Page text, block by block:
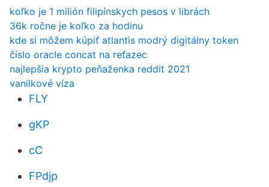
koľko je 1 milión filipínskych pesos v librách
36k ročne je koľko za hodinu
kde si môžem kúpiť atlantis modrý digitálny token
číslo oracle concat na reťazec
najlepšia krypto peňaženka reddit 2021
vanilkové víza
FLY
gKP
cC
FPdjp